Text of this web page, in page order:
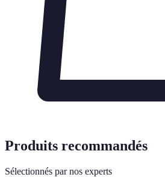
Produits recommandés
Sélectionnés par nos experts